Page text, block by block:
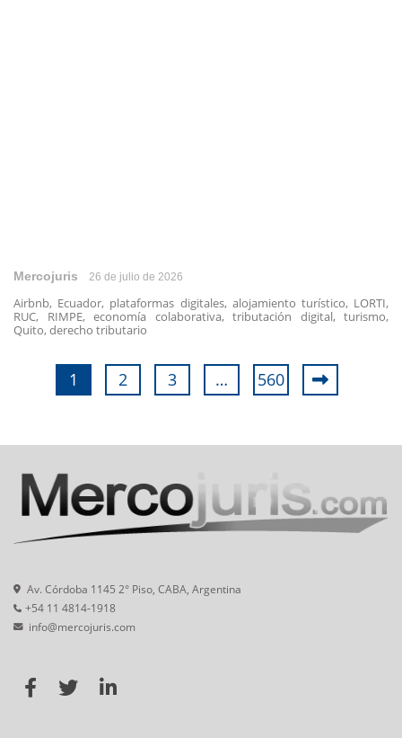
Mercojuris 26 de julio de 2026
Airbnb, Ecuador, plataformas digitales, alojamiento turístico, LORTI,
RUC, RIMPE, economía colaborativa, tributación digital, turismo,
Quito, derecho tributario
1 2 3 … 560
Av. Córdoba 1145 2° Piso, CABA, Argentina
+54 11 4814-1918
info@mercojuris.com